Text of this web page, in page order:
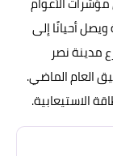
نطاق يبدأ من حوالي 220 درجة ويصل أحيانًا إلى
مدينة نصر
في تنسيق العام الماضي.
الاستيعابية.